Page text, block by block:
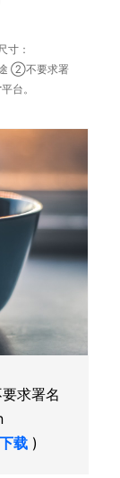
寸：
②不要求署
平台。
求署名
载 )